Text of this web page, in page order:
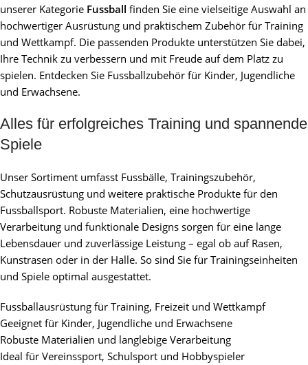
unserer Kategorie Fussball finden Sie eine vielseitige Auswahl an
hochwertiger Ausrüstung und praktischem Zubehör für Training
und Wettkampf. Die passenden Produkte unterstützen Sie dabei,
Ihre Technik zu verbessern und mit Freude auf dem Platz zu
spielen. Entdecken Sie Fussballzubehör für Kinder, Jugendliche
und Erwachsene.
Alles für erfolgreiches Training und spannende
Spiele
Unser Sortiment umfasst Fussbälle, Trainingszubehör,
Schutzausrüstung und weitere praktische Produkte für den
Fussballsport. Robuste Materialien, eine hochwertige
Verarbeitung und funktionale Designs sorgen für eine lange
Lebensdauer und zuverlässige Leistung – egal ob auf Rasen,
Kunstrasen oder in der Halle. So sind Sie für Trainingseinheiten
und Spiele optimal ausgestattet.
Fussballausrüstung für Training, Freizeit und Wettkampf
Geeignet für Kinder, Jugendliche und Erwachsene
Robuste Materialien und langlebige Verarbeitung
Ideal für Vereinssport, Schulsport und Hobbyspieler